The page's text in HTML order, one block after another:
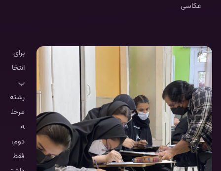
عکاسی
برای
انتخا
ب
رشته
مرحل
ه
دوم،
فقط